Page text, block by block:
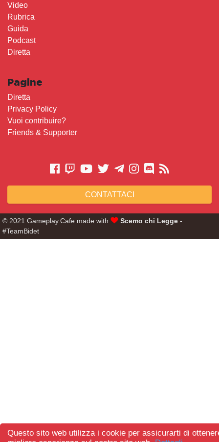
Questo sito web utilizza i cookie per assicurarti di
Video
Rubrica
Guida
Podcast
Diretta
Pagine
Diretta
Privacy Policy
Vuoi contribuire?
Friends & Supporter
CONTATTACI
© 2021 Gameplay.Cafe made with Scemo chi Legge-
#TeamBidet